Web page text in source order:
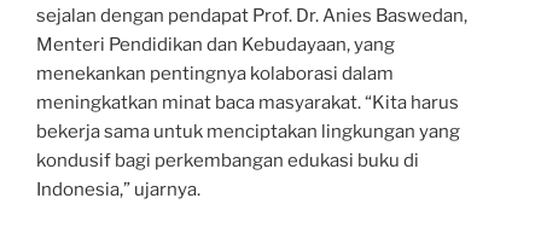
sejalan dengan pendapat Prof. Dr. Anies Baswedan,
Menteri Pendidikan dan Kebudayaan, yang
menekankan pentingnya kolaborasi dalam
meningkatkan minat baca masyarakat. “Kita harus
bekerja sama untuk menciptakan lingkungan yang
kondusif bagi perkembangan edukasi buku di
Indonesia,” ujarnya.